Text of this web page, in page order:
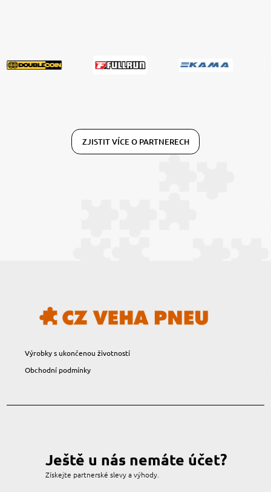
ZJISTIT VÍCE O PARTNERECH
Výrobky s ukončenou životností
Obchodní podmínky
Ještě u nás nemáte účet?
Získejte partnerské slevy a výhody.